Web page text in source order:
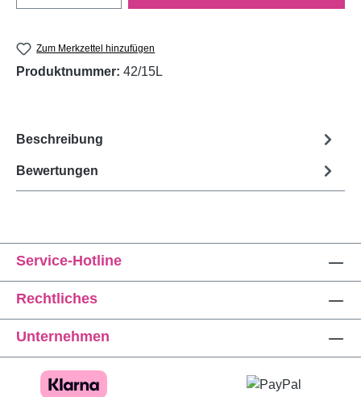
Zum Merkzettel hinzufügen
Produktnummer: 42/15L
Beschreibung
Bewertungen
Service-Hotline
Rechtliches
Unternehmen